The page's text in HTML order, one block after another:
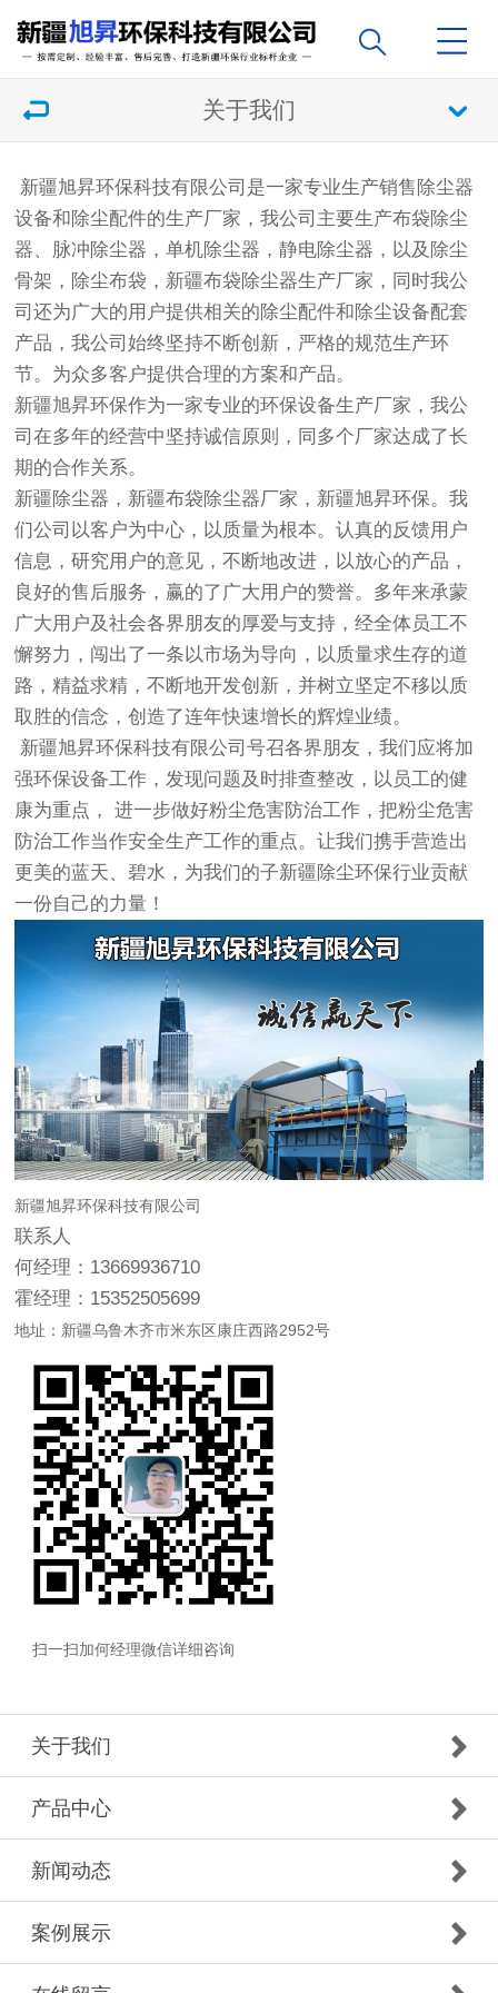
关于我们
新疆旭昇环保科技有限公司是一家专业生产销售除尘器
设备和除尘配件的生产厂家，我公司主要生产布袋除尘
器、脉冲除尘器，单机除尘器，静电除尘器，以及除尘
骨架，除尘布袋，新疆布袋除尘器生产厂家，同时我公
司还为广大的用户提供相关的除尘配件和除尘设备配套
产品，我公司始终坚持不断创新，严格的规范生产环
节。为众多客户提供合理的方案和产品。
新疆旭昇环保作为一家专业的环保设备生产厂家，我公
司在多年的经营中坚持诚信原则，同多个厂家达成了长
期的合作关系。
新疆除尘器，新疆布袋除尘器厂家，新疆旭昇环保。我
们公司以客户为中心，以质量为根本。认真的反馈用户
信息，研究用户的意见，不断地改进，以放心的产品，
良好的售后服务，赢的了广大用户的赞誉。多年来承蒙
广大用户及社会各界朋友的厚爱与支持，经全体员工不
懈努力，闯出了一条以市场为导向，以质量求生存的道
路，精益求精，不断地开发创新，并树立坚定不移以质
取胜的信念，创造了连年快速增长的辉煌业绩。
新疆旭昇环保科技有限公司号召各界朋友，我们应将加
强环保设备工作，发现问题及时排查整改，以员工的健
康为重点， 进一步做好粉尘危害防治工作，把粉尘危害
防治工作当作安全生产工作的重点。让我们携手营造出
更美的蓝天、碧水，为我们的子新疆除尘环保行业贡献
一份自己的力量！
新疆旭昇环保科技有限公司
联系人
何经理：13669936710
霍经理：15352505699
地址：新疆乌鲁木齐市米东区康庄西路2952号
扫一扫加何经理微信详细咨询
关于我们
产品中心
新闻动态
案例展示